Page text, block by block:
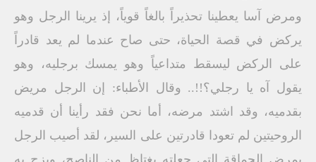
ومرض آسا يعطينا تحذيراً بالغاً قوياً، إذ يرينا الرجل وهو
يركض في قصة الحياة، حتى صاح عندما لم يعد قادراً
على الركض ليسقط متداعياً وهو يمسك برجليه، وهو
يقول آه يا رجلي؟!!.. وقال الأطباء: إن الرجل مريض
بقدميه، وقد اشتد مرضه، أما نحن فقد رأينا أن قدميه
الروحيتين لم تعودا قادرتين على السير، لقد أصيب الرجل
بمرض الحماقة التي جعلته يغتاظ من الناصح، ويزج به